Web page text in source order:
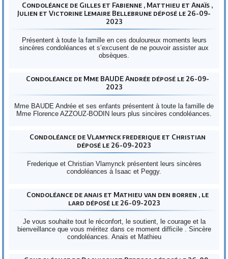
Condoléance de Gilles et Fabienne , Matthieu et Anaïs ,
Julien et Victorine Lemaire Bellebrune déposé le 26-09-
2023
Présentent à toute la famille en ces douloureux moments leurs
sincères condoléances et s’excusent de ne pouvoir assister aux
obsèques.
Condoléance de Mme BAUDE Andrée déposé le 26-09-
2023
Mme BAUDE Andrée et ses enfants présentent à toute la famille de
Mme Florence AZZOUZ-BODIN leurs plus sincères condoléances.
Condoléance de Vlamynck frederique et Christian
déposé le 26-09-2023
Frederique et Christian Vlamynck présentent leurs sincères
condoléances à Isaac et Peggy.
Condoléance de anais et Mathieu van den borren , le
lard déposé le 26-09-2023
Je vous souhaite tout le réconfort, le soutient, le courage et la
bienveillance que vous méritez dans ce moment difficile . Sincère
condoléances. Anais et Mathieu